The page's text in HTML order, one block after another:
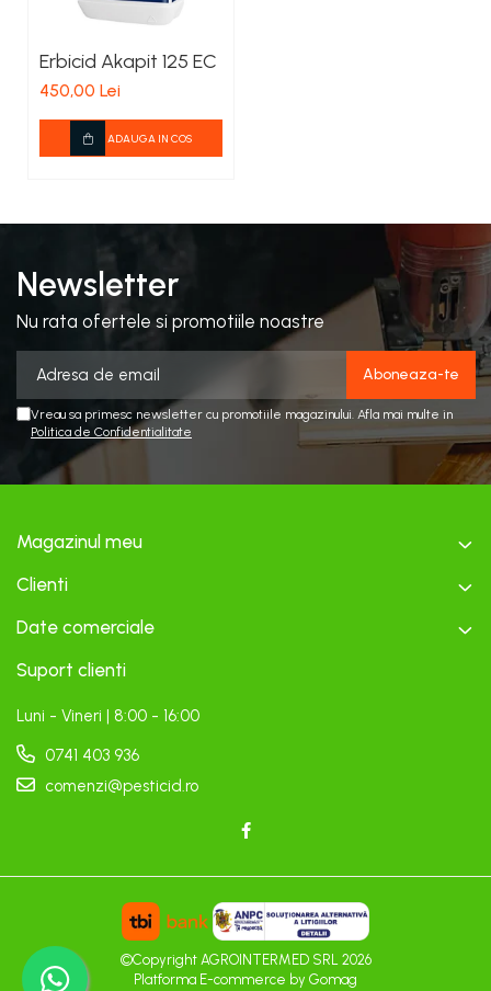
Erbicid Akapit 125 EC
450,00 Lei
ADAUGA IN COS
Newsletter
Nu rata ofertele si promotiile noastre
Vreau sa primesc newsletter cu promotiile magazinului. Afla mai multe in
Politica de Confidentialitate
Magazinul meu
Clienti
Date comerciale
Suport clienti
Luni - Vineri | 8:00 - 16:00
0741 403 936
comenzi@pesticid.ro
©Copyright AGROINTERMED SRL 2026
Platforma E-commerce by Gomag